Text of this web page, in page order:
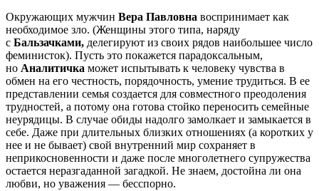
Окружающих мужчин Вера Павловна воспринимает как
необходимое зло. (Женщины этого типа, наряду
с Бальзачками, делегируют из своих рядов наибольшее число
феминисток). Пусть это покажется парадоксальным,
но Аналитичка может испытывать к человеку чувства в
обмен на его честность, порядочность, умение трудиться. В ее
представлении семья создается для совместного преодоления
трудностей, а потому она готова стойко переносить семейные
неурядицы. В случае обиды надолго замолкает и замыкается в
себе. Даже при длительных близких отношениях (а коротких у
нее и не бывает) свой внутренний мир сохраняет в
неприкосновенности и даже после многолетнего супружества
остается неразгаданной загадкой. Не знаем, достойна ли она
любви, но уважения — бесспорно.